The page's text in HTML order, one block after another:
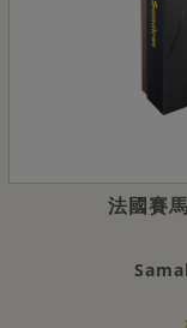
法國賽